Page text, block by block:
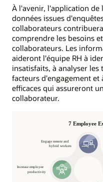
À l'avenir, l'application
données issues
collaborateurs
comprendre les besoins
collaborateurs. Les
aideront l'équipe RH à
insatisfaits, à analyser
facteurs d'engagement et
efficaces qui assureront
collaborateur.